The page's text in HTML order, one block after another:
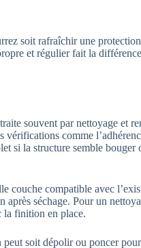
soit rafraîchir une protection
et régulier fait la
souvent par nettoyage et
vérifications comme
si la structure semble bouger
couche compatible avec
après séchage. Pour un
la finition en place.
peut soit dépolir ou poncer pour